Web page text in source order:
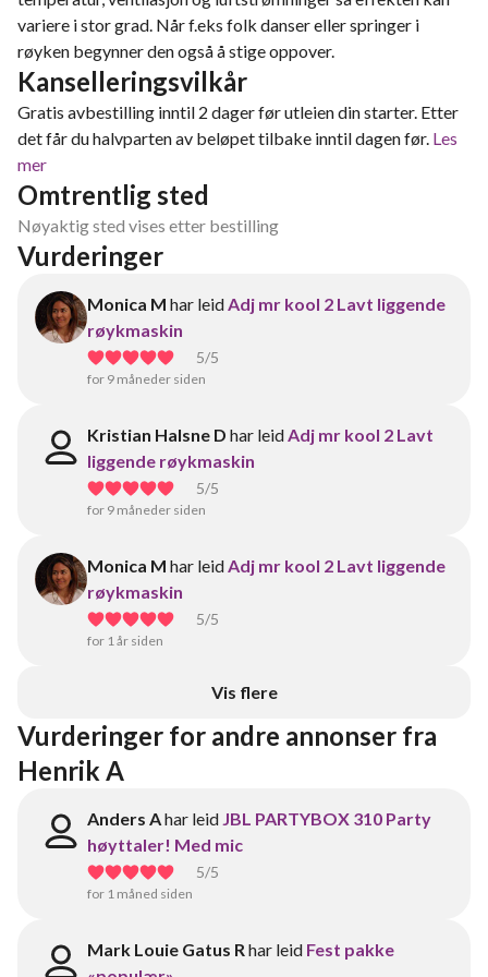
variere i stor grad. Når f.eks folk danser eller springer i
røyken begynner den også å stige oppover.
Kanselleringsvilkår
Gratis avbestilling inntil 2 dager før utleien din starter. Etter
det får du halvparten av beløpet tilbake inntil dagen før. Les
mer
Omtrentlig sted
Nøyaktig sted vises etter bestilling
Vurderinger
Monica M har leidAdj mr kool 2 Lavt liggende
røykmaskin
5/5
for 9 måneder siden
Kristian Halsne D har leidAdj mr kool 2 Lavt
liggende røykmaskin
5/5
for 9 måneder siden
Monica M har leidAdj mr kool 2 Lavt liggende
røykmaskin
5/5
for 1 år siden
Vis flere
Vurderinger for andre annonser fra
Henrik A
Anders Ahar leid JBL PARTYBOX 310 Party
høyttaler! Med mic
5/5
for 1 måned siden
Mark Louie Gatus Rhar leid Fest pakke